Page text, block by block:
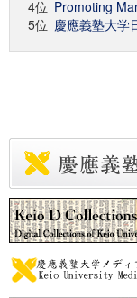
4位 Promoting
5位 慶應義塾大学